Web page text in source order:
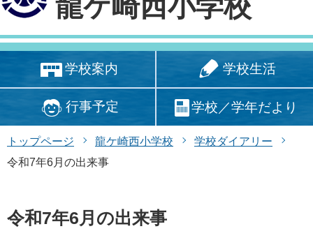
学校案内 学校生活
行事予定 学校／学年だより
トップページ 龍ケ崎西小学校
学校ダイアリー
令和7年6月の出来事
令和7年6月の出来事